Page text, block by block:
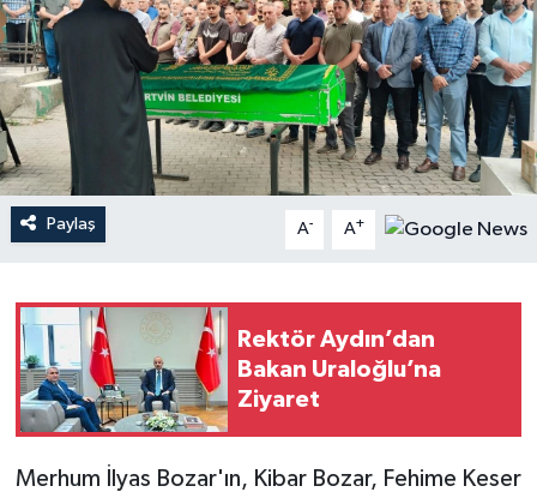
Paylaş A- A+
Rektör Aydın’dan
Bakan Uraloğlu’na
Ziyaret
Merhum İlyas Bozar'ın, Kibar Bozar, Fehime Keser